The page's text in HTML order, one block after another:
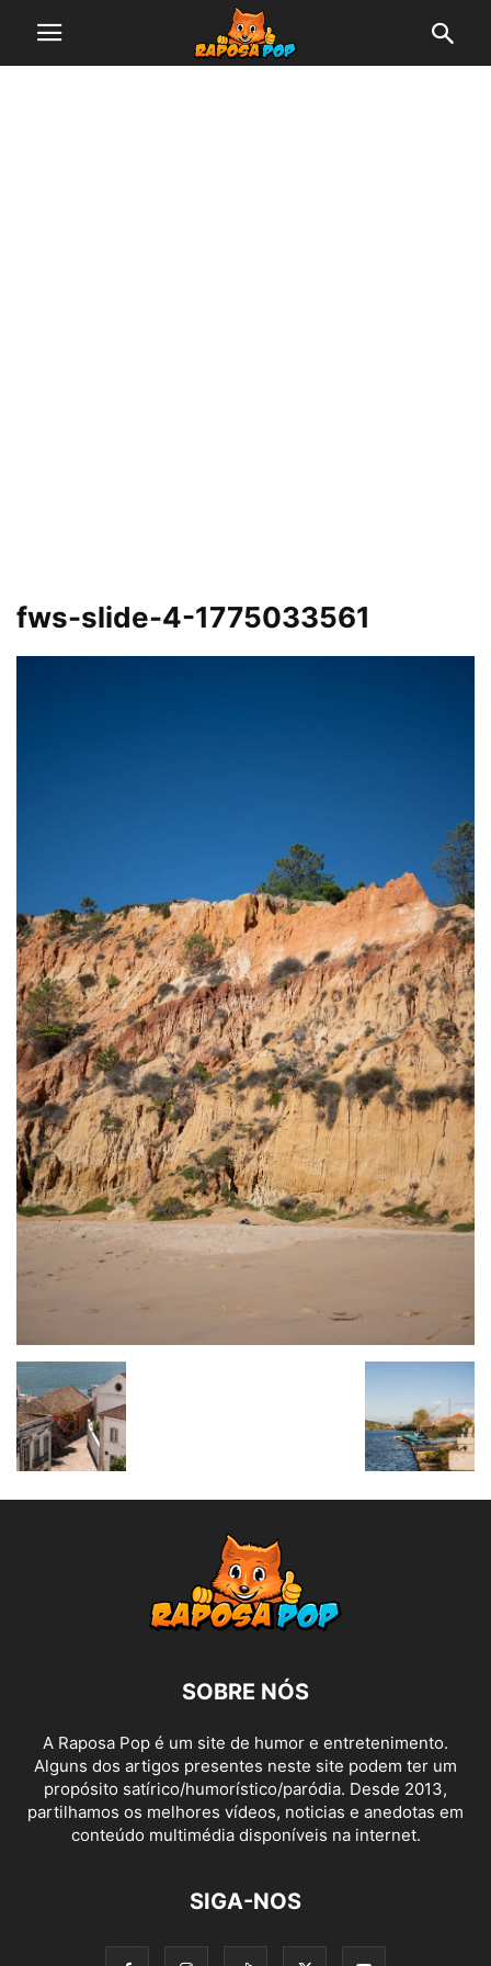
fws-slide-4-1775033561
SOBRE NÓS
A Raposa Pop é um site de humor e entretenimento.
Alguns dos artigos presentes neste site podem ter um
propósito satírico/humorístico/paródia. Desde 2013,
partilhamos os melhores vídeos, noticias e anedotas em
conteúdo multimédia disponíveis na internet.
SIGA-NOS